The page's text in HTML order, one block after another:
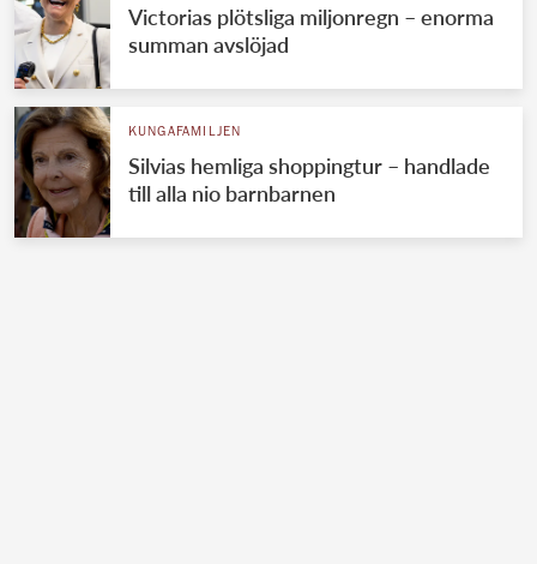
Victorias plötsliga miljonregn – enorma
summan avslöjad
KUNGAFAMILJEN
Silvias hemliga shoppingtur – handlade
till alla nio barnbarnen